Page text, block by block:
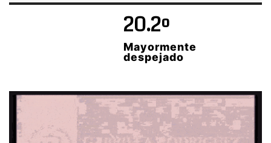
20.2º
Mayormente
despejado